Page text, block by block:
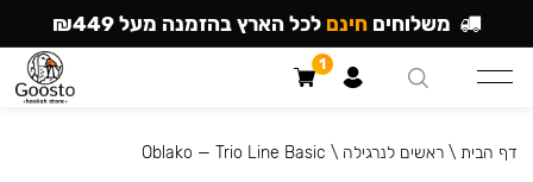
דף הבית \ראשים לנרגילה \
Oblako — Trio Line Basic
משלוחים חינם לכל הארץ בהזמנה מעל ₪449
1